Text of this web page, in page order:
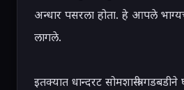
अन्धार पसरला होता. हे आपले
लागले.
इतक्यात धान्दरट सोमशास्त्री